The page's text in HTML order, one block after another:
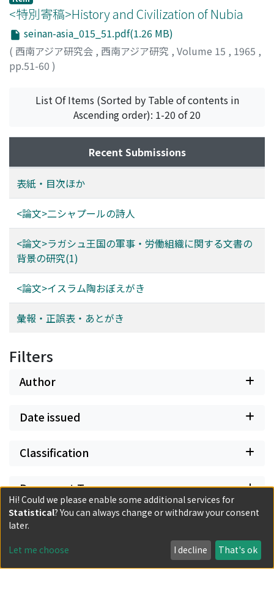
<特別寄稿>History and Civilization of Nubia
seinan-asia_015_51.pdf(1.26 MB)
( 西南アジア研究会 , 西南アジア研究 , Volume 15 , 1965 ,
pp.51-60 )
List Of Items (Sorted by Table of contents in
Ascending order): 1-20 of 20
Recent Submissions
表紙・目次ほか
<論文>二シャプールの詩人
<論文>ラガシュ王国の軍事・労働組織に関する文書の
背景の研究(1)
<論文>イスラム陶おぼえがき
彙報・正誤表・あとがき
Filters
Author
Date issued
Classification
Document Type
Has files
Hi! Could we please enable some additional services for
Statistical? You can always change or withdraw your consent
later.
Let me choose I decline That's ok